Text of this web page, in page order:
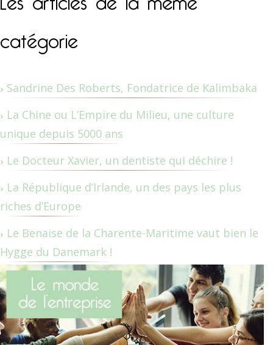
catégorie
Sandrine Des Roberts, Fondatrice de Kalimbaka
La Chine ou L’Empire du Milieu, une culture
unique depuis 5000 ans
Le Docteur Xavier, un dentiste qui déchire !
La République d’Irlande, un des pays les plus
riches d’Europe
Le Benaise de la Charente-Maritime vaut bien le
Hygge du Danemark !